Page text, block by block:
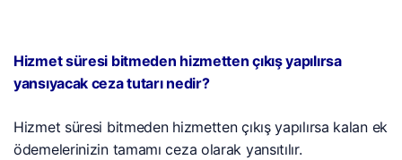
Hizmet süresi bitmeden hizmetten çıkış yapılırsa
yansıyacak ceza tutarı nedir?
Hizmet süresi bitmeden hizmetten çıkış yapılırsa kalan ek
ödemelerinizin tamamı ceza olarak yansıtılır.